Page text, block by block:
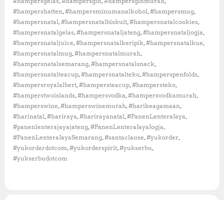
i
h
H
a
r
N
a
a
#hampershatten,#hampersminumanalkohol,#hampersmug,
#hampersnatal,#hampersnatalbiskuit,#hampersnatalcookies,
#hampersnatalgelas,#hampersnataljateng,#hampersnataljogja,
#hampersnataljuice,#hampersnatalkeripik,#hampersnatalkue,
#hampersnatalmug,#hampersnatalmurah,
#hampersnatalsemarang,#hampersnatalsnack,
#hampersnatalteacup,#hampersnatalteko,#hamperspenfolds,
#hampersroyalalbert,#hampersteacup,#hampersteko,
#hamperstwoislands,#hampersvodka,#hampersvodkamurah,
#hamperswine,#hamperswinemurah,#harikeagamaan,
#harinatal,#hariraya,#harirayanatal,#PanenLenteraJaya,
#panenlenterajayajateng,#PanenLenteraJayaJogja,
#PanenLenteraJayaSemarang,#santaclause,#yukorder,
#yukorderdotcom,#yukorderspirit,#yukserbu,
#yukserbudotcom